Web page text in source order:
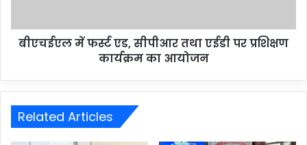
बीएचईएल में फर्स्ट एड, सीपीआर तथा एईडी पर प्रशिक्षण
कार्यक्रम का आयोजन
Related Articles